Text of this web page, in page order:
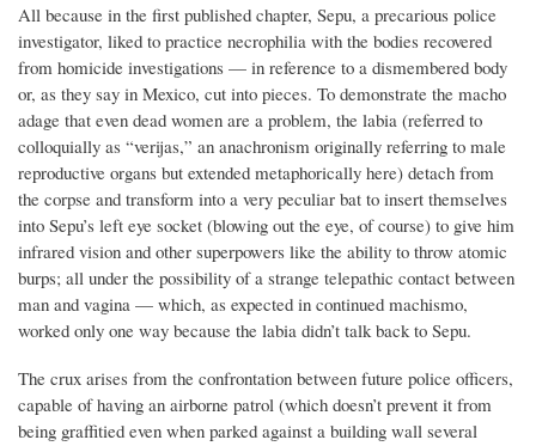
All because in the first published chapter, Sepu, a precarious police
investigator, liked to practice necrophilia with the bodies recovered
from homicide investigations — in reference to a dismembered body
or, as they say in Mexico, cut into pieces. To demonstrate the macho
adage that even dead women are a problem, the labia (referred to
colloquially as “verijas,” an anachronism originally referring to male
reproductive organs but extended metaphorically here) detach from
the corpse and transform into a very peculiar bat to insert themselves
into Sepu’s left eye socket (blowing out the eye, of course) to give him
infrared vision and other superpowers like the ability to throw atomic
burps; all under the possibility of a strange telepathic contact between
man and vagina — which, as expected in continued machismo,
worked only one way because the labia didn’t talk back to Sepu.
The crux arises from the confrontation between future police officers,
capable of having an airborne patrol (which doesn’t prevent it from
being graffitied even when parked against a building wall several